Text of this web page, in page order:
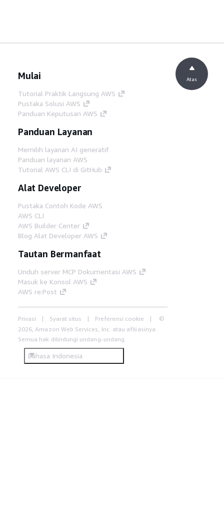
Mulai
Tutorial Praktik Langsung AWS
Pustaka Solusi AWS
Panduan Keputusan AWS
Panduan Layanan
Memilih layanan AI generatif
Panduan layanan AWS
Tutorial AWS CLI di GitHub
Alat Developer
Pustaka Contoh Kode AWS
AWS CLI
AWS Builder Center
Blog Alat Developer AWS
Tautan Bermanfaat
Unduh server MCP Dokumentasi AWS
Masuk ke Konsol AWS
AWS re:Post
Privasi Syarat situs Preferensi cookie
©
2026, Amazon Web Services, Inc. atau afiliasinya.
Semua hak dilindungi undang-undang.
Bahasa Indonesia
Atas